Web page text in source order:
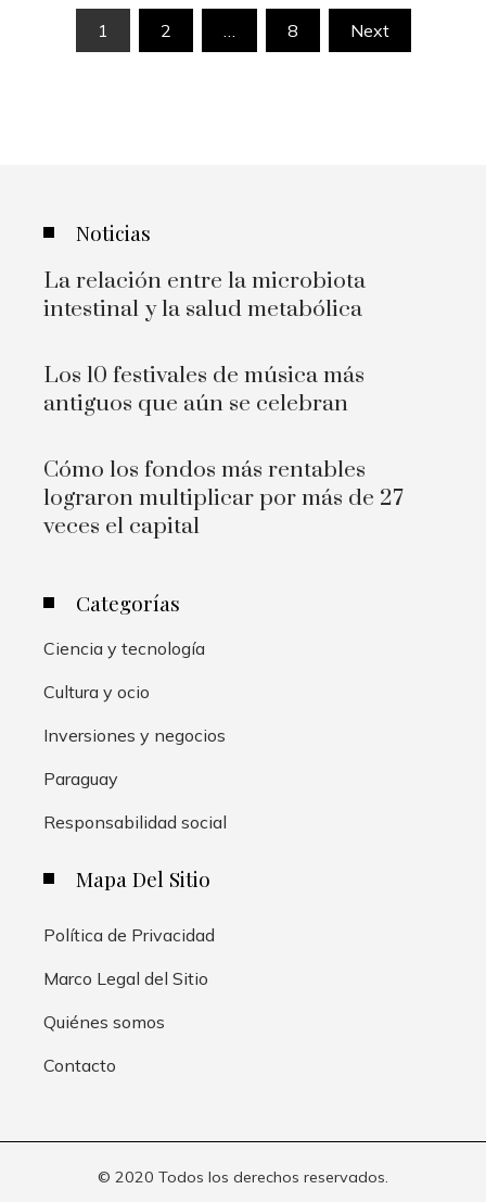
Paginación
1 2 8 Next
Noticias
La relación entre la microbiota
intestinal y la salud metabólica
Los 10 festivales de música más
antiguos que aún se celebran
Cómo los fondos más rentables
lograron multiplicar por más de 27
veces el capital
Categorías
Ciencia y tecnología
Cultura y ocio
Inversiones y negocios
Paraguay
Responsabilidad social
Mapa Del Sitio
Política de Privacidad
Marco Legal del Sitio
Quiénes somos
Contacto
© 2020 Todos los derechos reservados.